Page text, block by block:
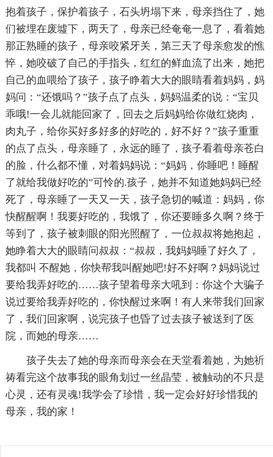
抱着孩子，保护着孩子，石头坍塌下来，母亲挡住了，她
们被埋在废墟下，两天了，母亲已经奄奄一息了，看着她
那正熟睡的孩子，母亲咬紧牙关，第三天了母亲愈发的憔
悴，她咬破了自己的手指头，红红的鲜血流了出来，她把
自己的血喂给了孩子，孩子睁着大大的眼睛看着妈妈，妈
妈问：“还饿吗？”孩子点了点头，妈妈温柔的说：“宝贝
乖哦!一会儿就能回家了，回去之后妈妈给你做红烧肉，
肉丸子，给你买好多好多的好吃的，好不好？”孩子重重
的点了点头，母亲睡了，永远的睡了，孩子看着母亲苍白
的脸，什么都不懂，对着妈妈说：“妈妈，你睡吧！睡醒
了就给我做好吃的”可怜的.孩子，她并不知道她妈妈已经
死了，母亲睡了一天又一天，孩子急切的喊道：妈妈，你
快醒醒啊！我要好吃的，我饿了，你还要睡多久啊？终于
等到了，孩子被刺眼的阳光照醒了，一位叔叔将她抱起，
她睁着大大的眼睛问叔叔：“叔叔，我妈妈睡了好久了，
我都叫 不醒她，你快帮我叫醒她吧!好不好啊？妈妈说过
要给我弄好吃的……孩子望着母亲大吼到：你这个大骗子
说过要给我弄好吃的，你快醒过来啊！有人来带我们回家
了，我们回家啊，说完孩子也昏了过去孩子被送到了医
院，而她的母亲……
孩子失去了她的母亲而母亲会在天堂看着她，为她祈
祷看完这个故事我的眼角划过一丝晶莹，被触动的不只是
心灵，还有灵魂!我学会了珍惜，我一定会好好珍惜我的
母亲，我的家！